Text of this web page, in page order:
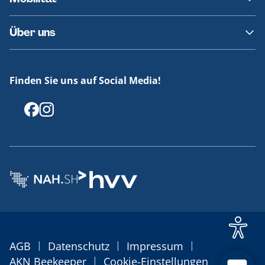
Fundsachen
Häufige Fragen
Barrierefreies Reisen
Erklärung Barrierefreiheit
Über uns
Offenlegungen
Finden Sie uns auf Social Media!
AGB | Datenschutz | Impressum |
AKN Beekeeper | Cookie-Einstellungen